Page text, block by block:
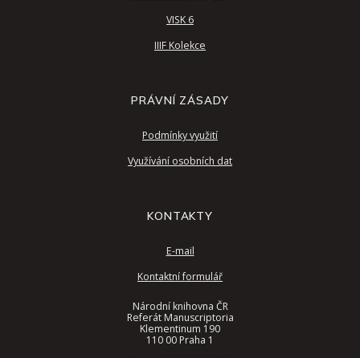
VISK 6
IIIF Kolekce
PRÁVNÍ ZÁSADY
Podmínky využití
Využívání osobních dat
KONTAKTY
E-mail
Kontaktní formulář
Národní knihovna ČR
Referát Manuscriptoria
Klementinum 190
110 00 Praha 1